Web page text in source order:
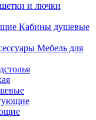
и лючки
Кабины душевые
Мебель для